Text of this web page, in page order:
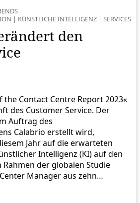
| KÜNSTLICHE INTELLIGENZ | SERVICES
den
the Contact Centre Report 2023«
des Customer Service. Der
Auftrag des
Calabrio erstellt wird,
Jahr auf die erwarteten
Intelligenz (KI) auf den
Rahmen der globalen Studie
Manager aus zehn…